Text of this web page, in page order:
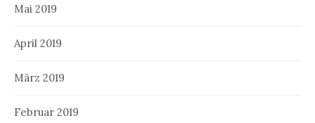
Mai 2019
April 2019
März 2019
Februar 2019